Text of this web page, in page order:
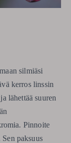
silmiäsi
kerros linssin
lähettää suuren
Pinnoite
paksuus